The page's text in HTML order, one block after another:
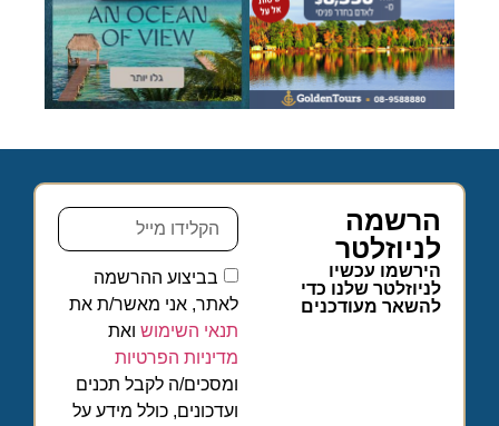
הרשמה
לניוזלטר
הירשמו עכשיו
לניוזלטר שלנו כדי
להשאר מעודכנים
בביצוע ההרשמה
לאתר, אני מאשר/ת את
תנאי השימוש ואת
מדיניות הפרטיות
ומסכים/ה לקבל תכנים
ועדכונים, כולל מידע על